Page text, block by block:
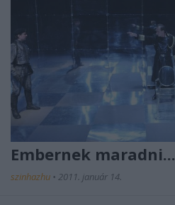
Embernek maradni...
szinhazhu • 2011. január 14.